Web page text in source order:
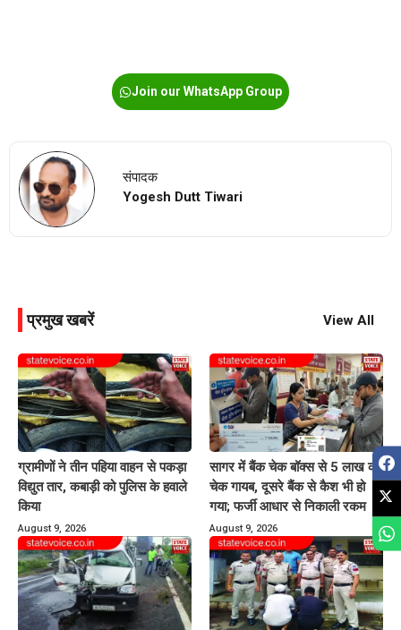
Join our WhatsApp Group
संपादक
Yogesh Dutt Tiwari
प्रमुख खबरें View All
ग्रामीणों ने तीन पहिया वाहन से पकड़ा
विद्युत तार, कबाड़ी को पुलिस के हवाले
किया
August 9, 2026
सागर में बैंक चेक बॉक्स से 5 लाख का
चेक गायब, दूसरे बैंक से कैश भी हो
गया; फर्जी आधार से निकाली रकम
August 9, 2026